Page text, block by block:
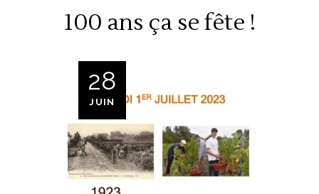
100 ans ça se fête !
28
JUIN